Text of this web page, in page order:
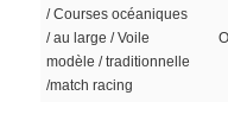
/ Courses océaniques
/ au large / Voile
modèle / traditionnelle
/match racing